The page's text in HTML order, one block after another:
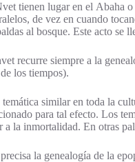
tienen lugar en el Abaha
de vez en cuando
al bosque. Este acto se
recurre siempre a la
los tiempos).
similar en toda la
para tal efecto. Los
a la inmortalidad. En otras
la genealogía de la